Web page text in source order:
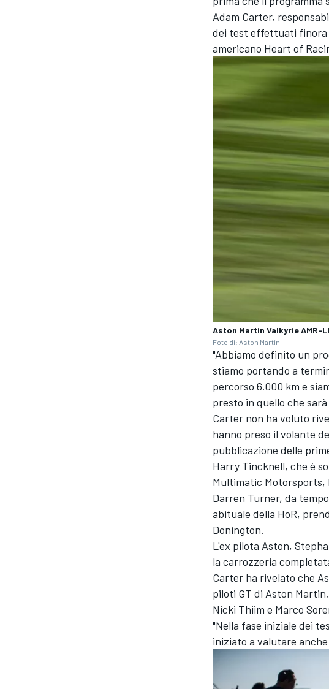
Adam Carter,
dei test effettuati finora
americano Heart of
Aston Martin Valkyrie AMR-
Foto di: Aston Martin
"Abbiamo definito un
stiamo portando a
percorso 6.000 km e
presto in quello che
Carter non ha voluto
hanno preso il volante
pubblicazione delle
Harry Tincknell, che è
Multimatic Motorsports,
Darren Turner, da
abituale della HoR,
Donington.
L'ex pilota Aston,
la carrozzeria
Carter ha rivelato che
piloti GT di Aston
Nicki Thiim e Marco
"Nella fase iniziale dei
iniziato a valutare